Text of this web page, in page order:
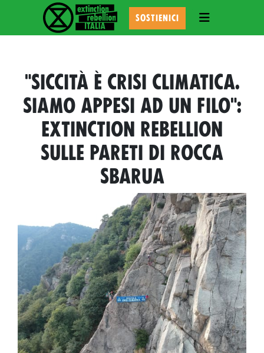
SOSTIENICI TOGGLE
"SICCITÀ È CRISI CLIMATICA.
SIAMO APPESI AD UN FILO":
EXTINCTION REBELLION
SULLE PARETI DI ROCCA
SBARUA